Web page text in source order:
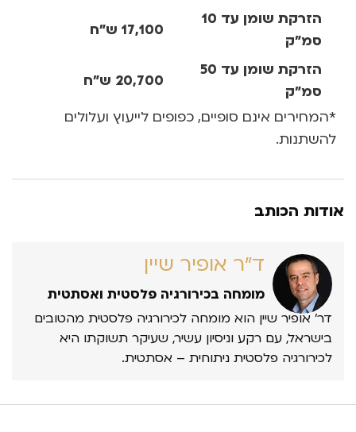
הזרקת שומן עד 10
סמ”ק
17,100 ש”ח
הזרקת שומן עד 50
סמ”ק
20,700 ש”ח
*המחירים אינם סופיים, כפופים לייעוץ ועלולים
להשתנות.
אודות הכותב
ד״ר אופיר שיין
מומחה בכירורגיה פלסטית ואסתטית
דר’ אופיר שיין הוא מומחה לכירורגיה פלסטית מהטובים
בישראל, עם רקע וניסיון עשיר, שעיקר תשוקתו היא
לכירורגיה פלסטית ניתוחית – אסתטית.